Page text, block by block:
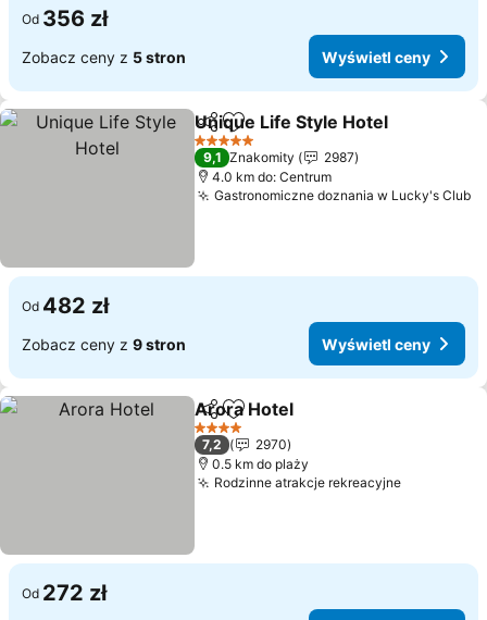
Od 356 zł
Zobacz ceny z 5 stron Wyświetl ceny
Udostępnij
Dodaj do ulubionych
Unique Life Style Hotel
5 Kategoria
9,1 Znakomity
2987
4.0 km do: Centrum
Gastronomiczne doznania w Lucky's Club
Od 482 zł
Zobacz ceny z 9 stron Wyświetl ceny
Udostępnij
Dodaj do ulubionych
Arora Hotel
4 Kategoria
7,2
2970
0.5 km do plaży
Rodzinne atrakcje rekreacyjneWyświetl
Od 272 zł